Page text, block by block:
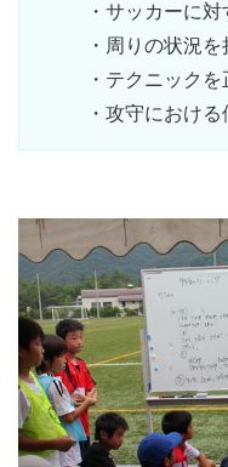
・サッカーに
・周りの状況
・テクニック
・攻守におけ